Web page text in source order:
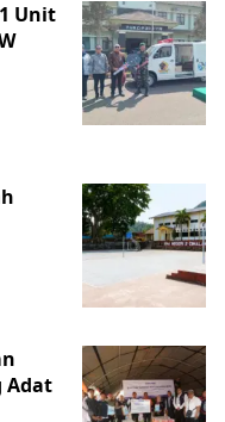
Unit
Adat